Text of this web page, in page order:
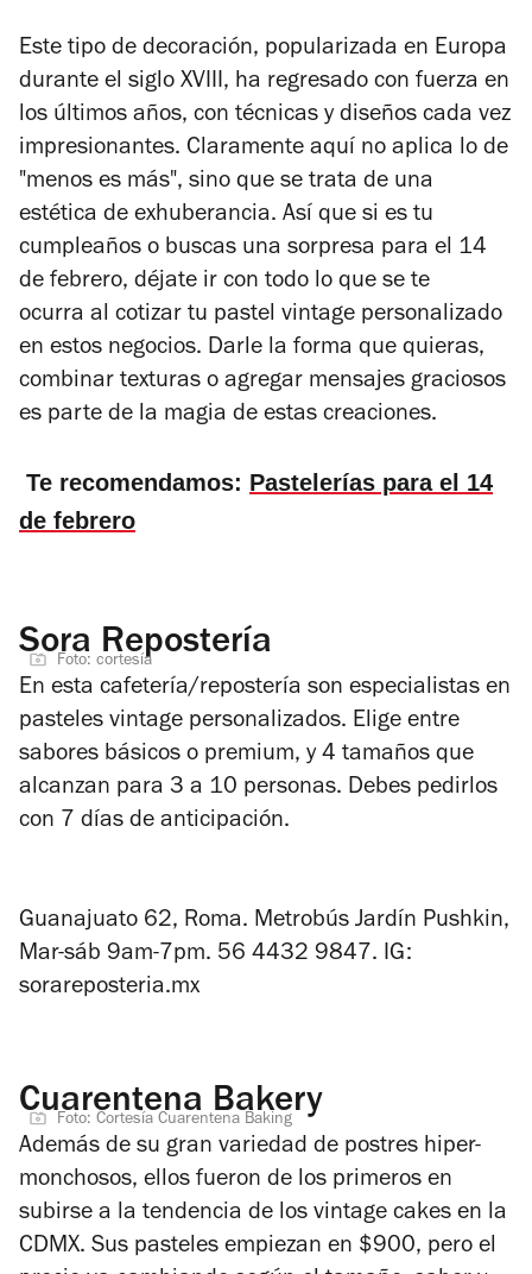
Este tipo de decoración, popularizada en Europa
durante el siglo XVIII, ha regresado con fuerza en
los últimos años, con técnicas y diseños cada vez
impresionantes. Claramente aquí no aplica lo de
"menos es más", sino que se trata de una
estética de exhuberancia. Así que si es tu
cumpleaños o buscas una sorpresa para el 14
de febrero, déjate ir con todo lo que se te
ocurra al cotizar tu pastel vintage personalizado
en estos negocios. Darle la forma que quieras,
combinar texturas o agregar mensajes graciosos
es parte de la magia de estas creaciones.
Te recomendamos: Pastelerías para el 14
de febrero
Sora Repostería
Foto: cortesía
En esta cafetería/repostería son especialistas en
pasteles vintage personalizados. Elige entre
sabores básicos o premium, y 4 tamaños que
alcanzan para 3 a 10 personas. Debes pedirlos
con 7 días de anticipación.
Guanajuato 62, Roma. Metrobús Jardín Pushkin,
Mar-sáb 9am-7pm. 56 4432 9847‬. IG:
sorareposteria.mx
Cuarentena Bakery
Foto: Cortesía Cuarentena Baking
Además de su gran variedad de postres hiper-
monchosos, ellos fueron de los primeros en
subirse a la tendencia de los vintage cakes en la
CDMX. Sus pasteles empiezan en $900, pero el